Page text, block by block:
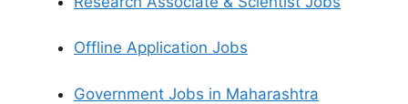
Offline Application Jobs
Government Jobs in Maharashtra